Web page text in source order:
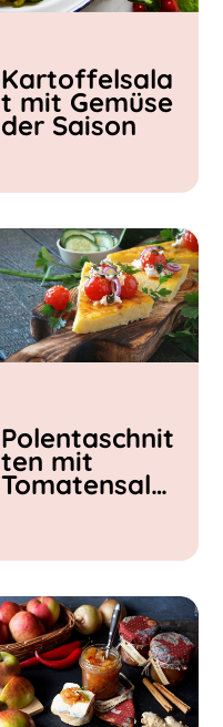
Kartoffelsala
t mit Gemüse
der Saison
Polentaschnit
ten mit
Tomatensalat